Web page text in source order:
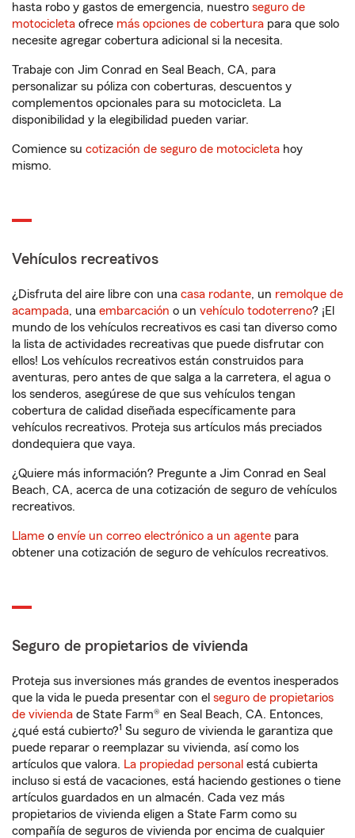
hasta robo y gastos de emergencia, nuestro seguro de
motocicleta ofrece más opciones de cobertura para que solo
necesite agregar cobertura adicional si la necesita.
Trabaje con Jim Conrad en Seal Beach, CA, para
personalizar su póliza con coberturas, descuentos y
complementos opcionales para su motocicleta. La
disponibilidad y la elegibilidad pueden variar.
Comience su cotización de seguro de motocicleta hoy
mismo.
Vehículos recreativos
¿Disfruta del aire libre con una casa rodante, un remolque de
acampada, una embarcación o un vehículo todoterreno? ¡El
mundo de los vehículos recreativos es casi tan diverso como
la lista de actividades recreativas que puede disfrutar con
ellos! Los vehículos recreativos están construidos para
aventuras, pero antes de que salga a la carretera, el agua o
los senderos, asegúrese de que sus vehículos tengan
cobertura de calidad diseñada específicamente para
vehículos recreativos. Proteja sus artículos más preciados
dondequiera que vaya.
¿Quiere más información? Pregunte a Jim Conrad en Seal
Beach, CA, acerca de una cotización de seguro de vehículos
recreativos.
Llame o envíe un correo electrónico a un agente para
obtener una cotización de seguro de vehículos recreativos.
Seguro de propietarios de vivienda
Proteja sus inversiones más grandes de eventos inesperados
que la vida le pueda presentar con el seguro de propietarios
de vivienda de State Farm® en Seal Beach, CA. Entonces,
¿qué está cubierto?1 Su seguro de vivienda le garantiza que
puede reparar o reemplazar su vivienda, así como los
artículos que valora. La propiedad personal está cubierta
incluso si está de vacaciones, está haciendo gestiones o tiene
artículos guardados en un almacén. Cada vez más
propietarios de vivienda eligen a State Farm como su
compañía de seguros de vivienda por encima de cualquier